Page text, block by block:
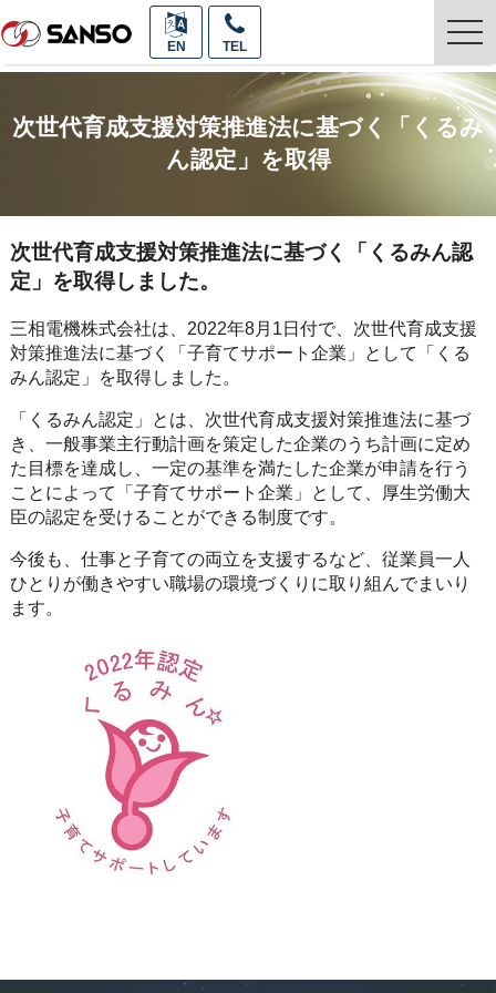
EN TEL
次世代育成支援対策推進法に基づく「くるみ
ん認定」を取得
次世代育成支援対策推進法に基づく「くるみん認
定」を取得しました。
三相電機株式会社は、2022年8月1日付で、次世代育成支援
対策推進法に基づく「子育てサポート企業」として「くる
みん認定」を取得しました。
「くるみん認定」とは、次世代育成支援対策推進法に基づ
き、一般事業主行動計画を策定した企業のうち計画に定め
た目標を達成し、一定の基準を満たした企業が申請を行う
ことによって「子育てサポート企業」として、厚生労働大
臣の認定を受けることができる制度です。
今後も、仕事と子育ての両立を支援するなど、従業員一人
ひとりが働きやすい職場の環境づくりに取り組んでまいり
ます。